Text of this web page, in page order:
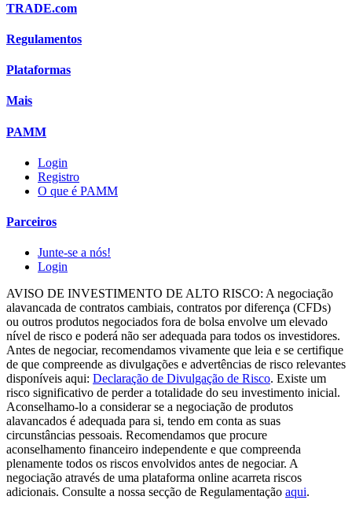
TRADE.com
Regulamentos
Plataformas
Mais
PAMM
Login
Registro
O que é PAMM
Parceiros
Junte-se a nós!
Login
AVISO DE INVESTIMENTO DE ALTO RISCO: A negociação
alavancada de contratos cambiais, contratos por diferença (CFDs)
ou outros produtos negociados fora de bolsa envolve um elevado
nível de risco e poderá não ser adequada para todos os investidores.
Antes de negociar, recomendamos vivamente que leia e se certifique
de que compreende as divulgações e advertências de risco relevantes
disponíveis aqui: Declaração de Divulgação de Risco. Existe um
risco significativo de perder a totalidade do seu investimento inicial.
Aconselhamo-lo a considerar se a negociação de produtos
alavancados é adequada para si, tendo em conta as suas
circunstâncias pessoais. Recomendamos que procure
aconselhamento financeiro independente e que compreenda
plenamente todos os riscos envolvidos antes de negociar. A
negociação através de uma plataforma online acarreta riscos
adicionais. Consulte a nossa secção de Regulamentação aqui.